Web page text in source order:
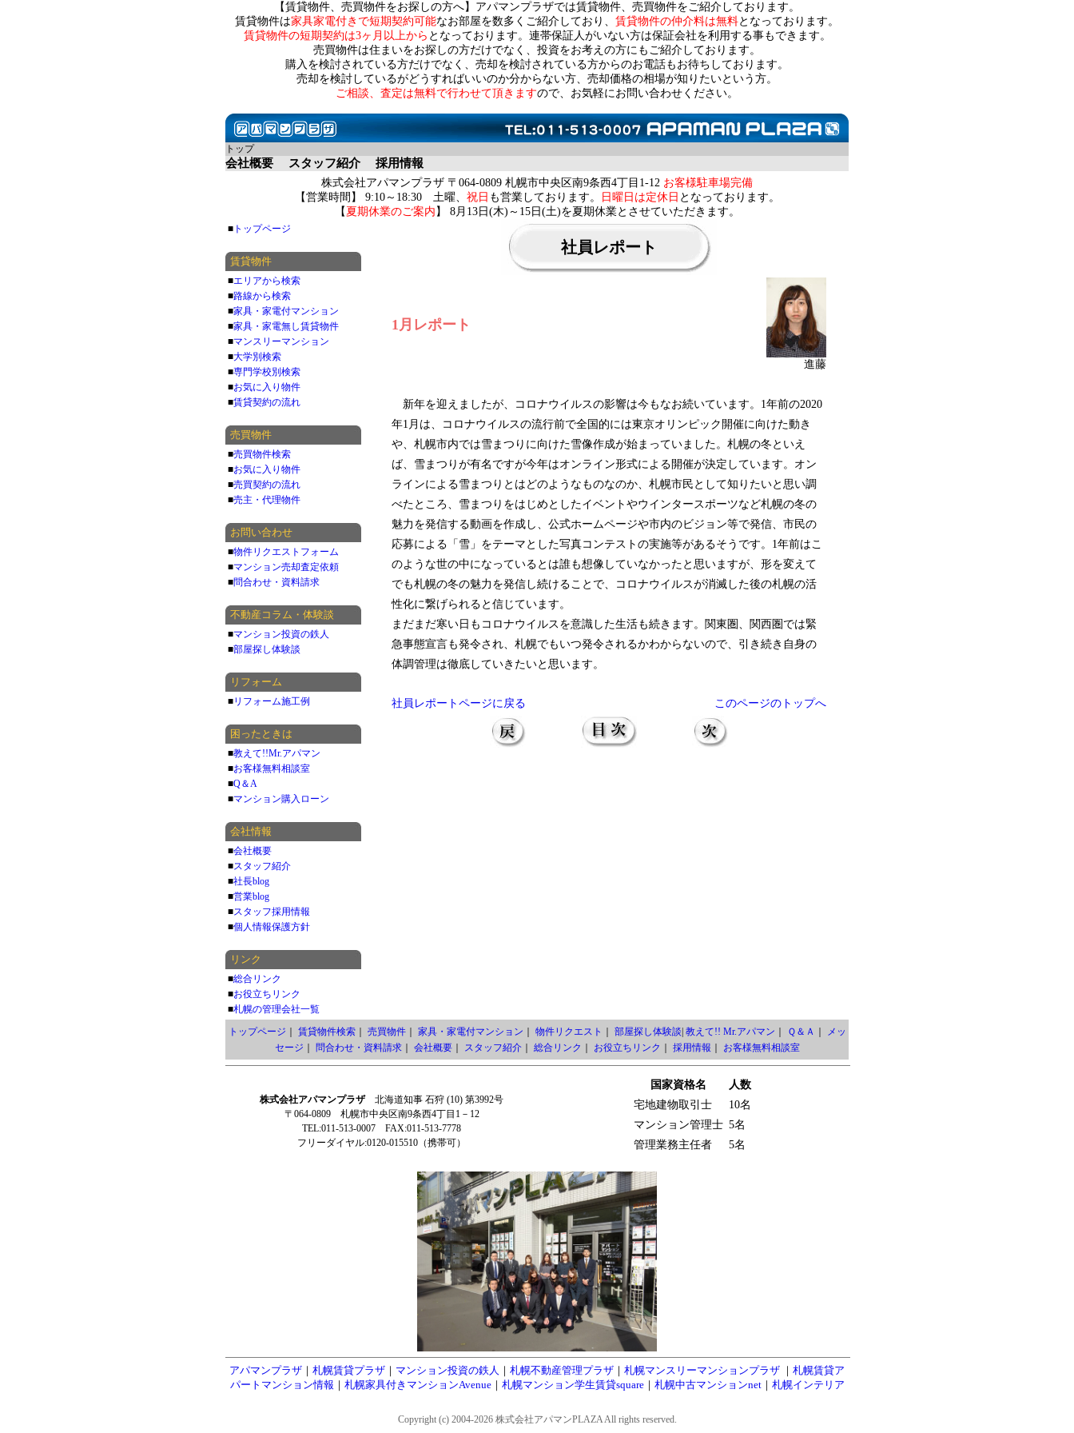
【賃貸物件、売買物件をお探しの方へ】アパマンプラザでは賃貸物件、売買物件をご紹介しております。
賃貸物件は家具家電付きで短期契約可能なお部屋を数多くご紹介しており、 賃貸物件の仲介料は無料となっております。
賃貸物件の短期契約は3ヶ月以上から となっております。連帯保証人がいない方は保証会社を利用する事もできます。
売買物件は住まいをお探しの方だけでなく、投資をお考えの方にもご紹介しております。
購入を検討されている方だけでなく、売却を検討されている方からのお電話もお待ちしております。
売却を検討しているがどうすればいいのか分からない方、売却価格の相場が知りたいという方。
ご相談、査定は無料で行わせて頂きますので、お気軽にお問い合わせください。
トップ
会社概要 スタッフ紹介 採用情報
株式会社アパマンプラザ 〒064-0809 札幌市中央区南9条西4丁目1-12 お客様駐車場完備
【営業時間】 9:10～18:30 土曜、 祝日 も営業しております。 日曜日は定休日 となっております。
【 夏期休業のご案内 】 8月13日(木)～15日(土)を夏期休業とさせていただきます。
社員レポート
1月レポート
進藤
新年を迎えましたが、コロナウイルスの影響は今もなお続いています。1年前の2020
年1月は、コロナウイルスの流行前で全国的には東京オリンピック開催に向けた動き
や、札幌市内では雪まつりに向けた雪像作成が始まっていました。札幌の冬といえ
ば、雪まつりが有名ですが今年はオンライン形式による開催が決定しています。オン
ラインによる雪まつりとはどのようなものなのか、札幌市民として知りたいと思い調
べたところ、雪まつりをはじめとしたイベントやウインタースポーツなど札幌の冬の
魅力を発信する動画を作成し、公式ホームページや市内のビジョン等で発信、市民の
応募による「雪」をテーマとした写真コンテストの実施等があるそうです。1年前はこ
のような世の中になっているとは誰も想像していなかったと思いますが、形を変えて
でも札幌の冬の魅力を発信し続けることで、コロナウイルスが消滅した後の札幌の活
性化に繋げられると信じています。
まだまだ寒い日もコロナウイルスを意識した生活も続きます。関東圏、関西圏では緊
急事態宣言も発令され、札幌でもいつ発令されるかわからないので、引き続き自身の
体調管理は徹底していきたいと思います。
社員レポートページに戻る このページのトップへ
■ トップページ
賃貸物件
■エリアから検索
■路線から検索
■家具・家電付マンション
■家具・家電無し賃貸物件
■マンスリーマンション
■大学別検索
■専門学校別検索
■お気に入り物件
■賃貸契約の流れ
売買物件
■売買物件検索
■お気に入り物件
■売買契約の流れ
■売主・代理物件
お問い合わせ
■物件リクエストフォーム
■マンション売却査定依頼
■問合わせ・資料請求
不動産コラム・体験談
■マンション投資の鉄人
■部屋探し体験談
リフォーム
■リフォーム施工例
困ったときは
■教えて!!Mr.アパマン
■お客様無料相談室
■Q＆A
■マンション購入ローン
会社情報
■会社概要
■スタッフ紹介
■社長blog
■営業blog
■スタッフ採用情報
■個人情報保護方針
リンク
■総合リンク
■お役立ちリンク
■札幌の管理会社一覧
トップページ
賃貸物件検索｜ 売買物件｜ 家具・家電付マンション 物件リクエスト 部屋探し体験談 教えて!! Mr.アパマン Ｑ＆Ａ
メッ
セージ
問合わせ・資料請求｜ 会社概要｜ スタッフ紹介｜ 総合リンク お役立ちリンク 採用情報 お客様無料相談室
株式会社アパマンプラザ北海道知事 石狩 (10) 第3992号
〒064-0809 札幌市中央区南9条西4丁目1－12
TEL:011-513-0007 FAX:011-513-7778
フリーダイヤル:0120-015510（携帯可）
国家資格名
人数
宅地建物取引士
10名
マンション管理士 5名
管理業務主任者
5名
アパマンプラザ ｜ 札幌賃貸プラザ ｜ マンション投資の鉄人 ｜ 札幌不動産管理プラザ ｜ 札幌マンスリーマンションプラザ ｜ 札幌賃貸ア
パートマンション情報 ｜ 札幌家具付きマンションAvenue｜ 札幌マンション学生賃貸square｜ 札幌中古マンションnet｜ 札幌インテリア
Copyright (c) 2004-2026 株式会社アパマンPLAZA All rights reserved.